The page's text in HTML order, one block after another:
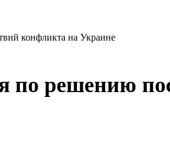
конфликта на Украине
по решению